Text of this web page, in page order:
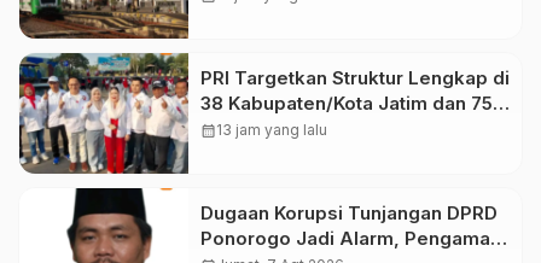
PRI Targetkan Struktur Lengkap di
38 Kabupaten/Kota Jatim dan 75
Kursi DPR RI pada Pemilu 2029
calendar_month13 jam yang lalu
Dugaan Korupsi Tunjangan DPRD
Ponorogo Jadi Alarm, Pengamat